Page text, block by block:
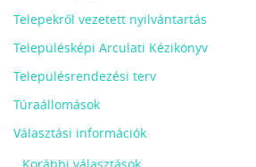
Telepekről vezetett nyilvántartás
Településképi Arculati Kézikönyv
Településrendezési terv
Túraállomások
Választási információk
Korábbi választások